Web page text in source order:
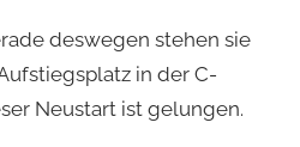
deswegen stehen sie
in der C-
Neustart ist gelungen.